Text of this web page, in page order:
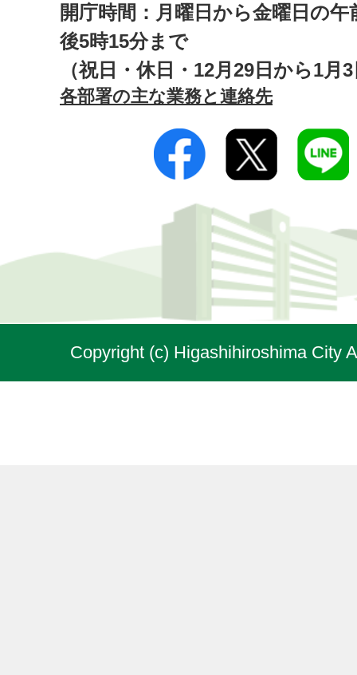
開庁時間：月曜日から金曜日の午
後5時15分まで
（祝日・休日・12月29日から1月
各部署の主な業務と連絡先
Copyright (c) Higashihiroshima City